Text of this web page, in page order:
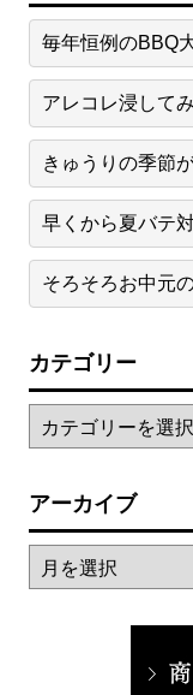
毎年恒例のBBQ
アレコレ浸して
きゅうりの季節
早くから夏バテ
そろそろお中元
カテゴリー
アーカイブ